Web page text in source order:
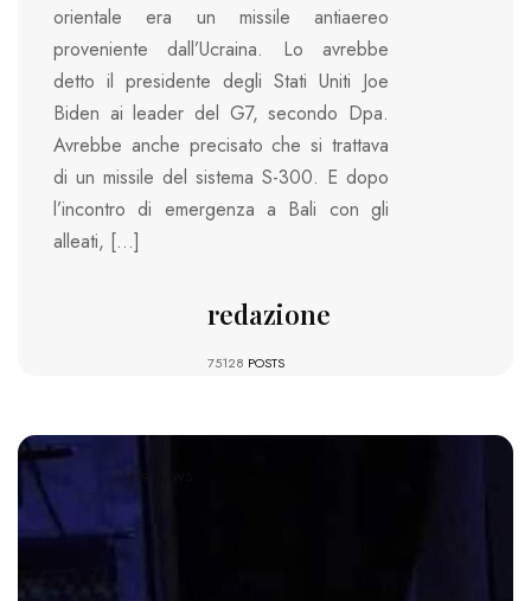
orientale era un missile antiaereo
proveniente dall’Ucraina. Lo avrebbe
detto il presidente degli Stati Uniti Joe
Biden ai leader del G7, secondo Dpa.
Avrebbe anche precisato che si trattava
di un missile del sistema S-300. E dopo
l’incontro di emergenza a Bali con gli
alleati, […]
redazione
75128 POSTS
919 VIEWS